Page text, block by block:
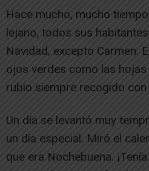
Hace mucho, mucho
lejano, todos sus
Navidad, excepto Carmen.
ojos verdes como las
rubio siempre recogido con
Un día se levantó muy
un día especial. Miró el
que era Nochebuena.